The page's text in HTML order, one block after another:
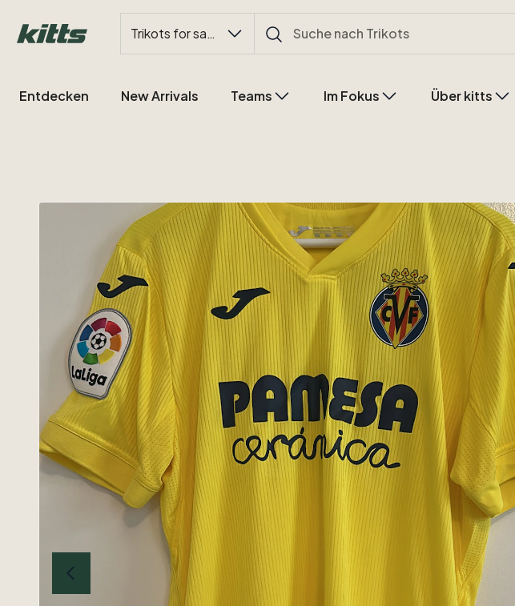
Trikots for sale
Entdecken New Arrivals Teams Im Fokus Über kitts